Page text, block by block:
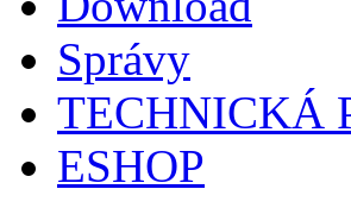
Správy
TECHNICKÁ
ESHOP